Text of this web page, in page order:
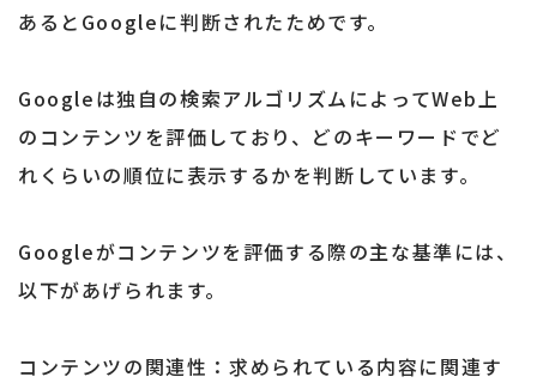
あるとGoogleに判断されたためです。
Googleは独自の検索アルゴリズムによってWeb上
のコンテンツを評価しており、どのキーワードでど
れくらいの順位に表示するかを判断しています。
Googleがコンテンツを評価する際の主な基準には、
以下があげられます。
コンテンツの関連性：求められている内容に関連す